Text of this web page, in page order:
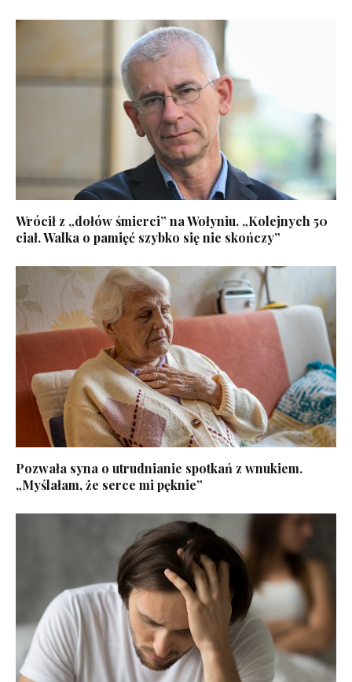
Wrócił z „dołów śmierci” na Wołyniu. „Kolejnych 50
ciał. Walka o pamięć szybko się nie skończy”
Pozwała syna o utrudnianie spotkań z wnukiem.
„Myślałam, że serce mi pęknie”